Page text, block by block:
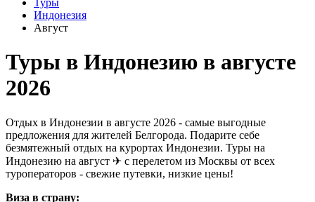
Индонезия
Август
Туры в Индонезию в августе
2026
Отдых в Индонезии в августе 2026 - самые выгодные
предложения для жителей Белгорода. Подарите себе
безмятежный отдых на курортах Индонезии. Туры на
Индонезию на август ✈ с перелетом из Москвы от всех
туроператоров - свежие путевки, низкие цены!
Виза в страну: